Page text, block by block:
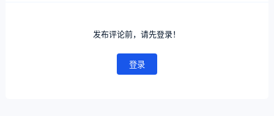
发布评论前，请先登录！
登录